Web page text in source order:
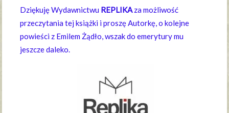
Dziękuję Wydawnictwu REPLIKAza możliwość
przeczytania tej książki i proszę Autorkę, o kolejne
powieści z Emilem Żądło, wszak do emerytury mu
jeszcze daleko.